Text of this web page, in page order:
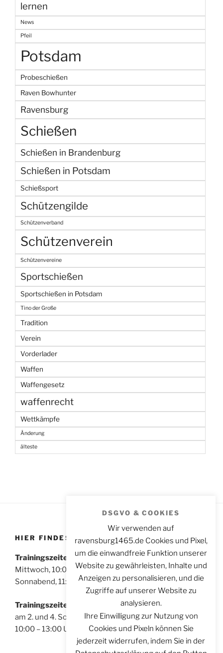
lernen
News
Pfeil
Potsdam
Probeschießen
Raven Bowhunter
Ravensburg
Schießen
Schießen in Brandenburg
Schießen in Potsdam
Schießsport
Schützengilde
Schützenverband
Schützenverein
Schützenvereine
Sportschießen
Sportschießen in Potsdam
Tino der Große
Tradition
Verein
Vorderlader
Waffen
Waffengesetz
waffenrecht
Wettkämpfe
Änderung
älteste
HIER FINDEST DU UNS
Trainingszeiten für Sportschützen:
Mittwoch, 10:00 – 14:00 Uhr
Sonnabend, 11:00 – 14:00 Uhr
Trainingszeiten für Bogenschützen:
am 2. und 4. Sonntag im Monat
10:00 – 13:00 Uhr
DSGVO & COOKIES
Wir verwenden auf
ravensburg1465.de Cookies und Pixel,
um die einwandfreie Funktion unserer
Website zu gewährleisten, Inhalte und
Anzeigen zu personalisieren, und die
Zugriffe auf unserer Website zu
analysieren.
Ihre Einwilligung zur Nutzung von
Cookies und Pixeln können Sie
jederzeit widerrufen, indem Sie in der